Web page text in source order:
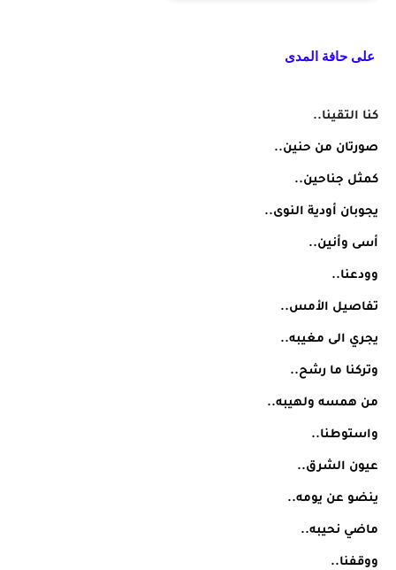
على حافة المدى
كنا التقينا..
صورتان من حنين..
كمثل جناحين..
يجوبان أودية النوى..
أسى وأنين..
وودعنا..
تفاصيل الأمس..
يجري الى مغيبه..
وتركنا ما رشح..
من همسه ولهيبه..
واستوطنا..
عيون الشرق..
ينضو عن يومه..
ماضي نحيبه..
ووقفنا..